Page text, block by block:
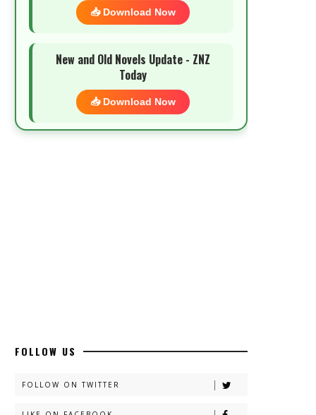
📥 Download Now
New and Old Novels Update - ZNZ
Today
📥 Download Now
FOLLOW US
FOLLOW ON TWITTER